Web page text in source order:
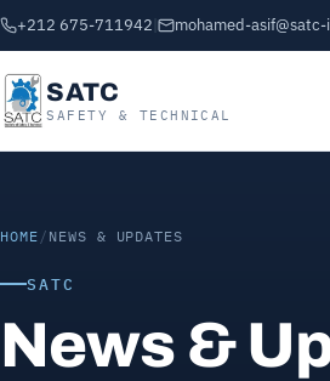
+212 675-711942 mohamed-
SATC
SAFETY & TECHNICAL
HOME / NEWS & UPDATES
SATC
News &